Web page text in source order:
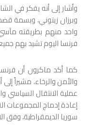
وأشار إلى أنه يفكر في
وبرزان زيتوني، وبسمة
واحد منهم بطريقته
فرنسا اليوم تشيد بهم
كما أكد ماكرون أن
والأمن والرخاء، مشيراً
عملية الانتقال السياسي
إعادة إدماج المجموعات
سوريا الديمقراطية، وفق